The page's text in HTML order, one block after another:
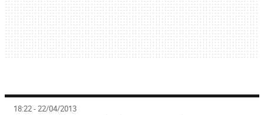
18:22 - 22/04/2013